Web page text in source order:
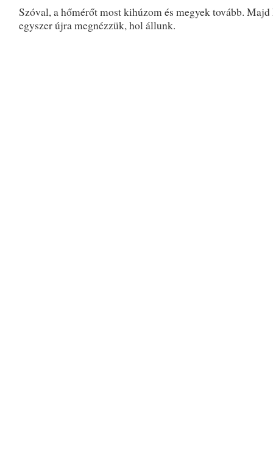
Szóval, a hőmérőt most kihúzom és megyek tovább. Majd
egyszer újra megnézzük, hol állunk.